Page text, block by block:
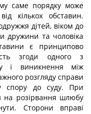
саме порядку може
кількох обставин.
дітей, віком до
дружини та чоловіка
є принципово
згоди одного з
і виникнення між
розгляду справи
спору до суду. При
на розірвання шлюбу
Сторони вправі